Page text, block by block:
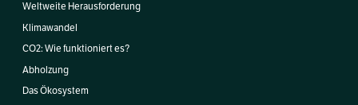
Weltweite Herausforderung
Klimawandel
CO2: Wie funktioniert es?
Abholzung
Das Ökosystem